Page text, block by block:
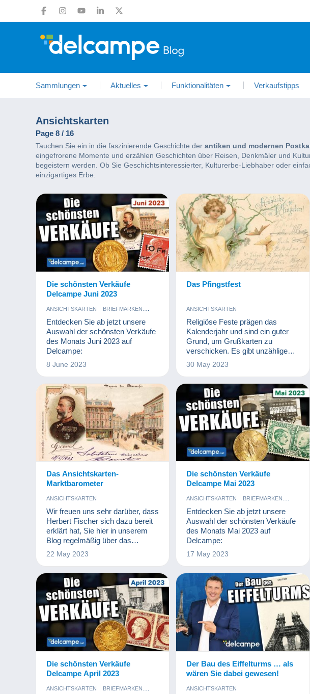
Sammlungen Aktuelles Funktionalitäten Verkaufstipps
Ansichtskarten
Page 8 / 16
Tauchen Sie ein in die faszinierende Geschichte der antiken und modernen
eingefrorene Momente und erzählen Geschichten über Reisen, Denkmäler und
begeistern werden. Ob Sie Geschichtsinteressierter, Kulturerbe-Liebhaber oder
einzigartiges Erbe.
Die schönsten Verkäufe
Delcampe Juni 2023
ANSICHTSKARTEN
BRIEFMARKEN
MÜNZEN UND BANKNOTEN
Entdecken Sie ab jetzt unsere
Auswahl der schönsten Verkäufe
des Monats Juni 2023 auf
Delcampe:
8 June 2023
Das Pfingstfest
ANSICHTSKARTEN
Religiöse Feste prägen das
Kalenderjahr und sind ein guter
Grund, um Grußkarten zu
verschicken. Es gibt unzählige
Weihnachts- und
Osterpostkarten, aber auch das
seine eigenen Besonderheiten.
30 May 2023
Das Ansichtskarten-
Marktbarometer
ANSICHTSKARTEN
Wir freuen uns sehr darüber, dass
Herbert Fischer sich dazu bereit
erklärt hat, Sie hier in unserem
Blog regelmäßig über das
Marktgeschehen rund um das
Sammeln von Ansichtskarten zu
entstehen mit freundlicher
Unterstützung des
Auktionshauses Daniel Stade.
22 May 2023
Die schönsten Verkäufe
Delcampe Mai 2023
ANSICHTSKARTEN
BRIEFMARKEN
MÜNZEN UND BANKNOTEN
Entdecken Sie ab jetzt unsere
Auswahl der schönsten Verkäufe
des Monats Mai 2023 auf
Delcampe:
17 May 2023
Die schönsten Verkäufe
Delcampe April 2023
ANSICHTSKARTEN
BRIEFMARKEN
Der Bau des Eiffelturms … als
wären Sie dabei gewesen!
ANSICHTSKARTEN